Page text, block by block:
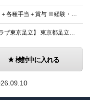
月給23万円～38万円＋各種手当＋賞与 ※経験・能力を考慮のうえ月給を決定いたします。 ※月給に固定残業代は含まれません。
【本社・カワサキプラザ東京足立】 東京都足立区西新井栄町3-16-19
検討中に入れる